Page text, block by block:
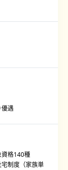
遇
資格140種
制度（家族単